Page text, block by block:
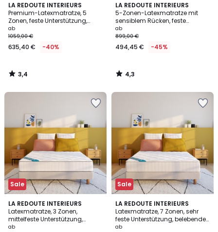
LA REDOUTE INTERIEURS
Premium-Latexmatratze, 5
Zonen, feste Unterstützung,
Liegekomfort Formgedächtnis
ab
1059,00 €
635,40 € -40%
3,4
/ 5
3,4
/
LA REDOUTE INTERIEURS
5-Zonen-Latexmatratze mit
sensiblem Rücken, feste
Unterstützung, umhüllender
Liegekomfort
ab
899,00 €
494,45 € -45%
4,3
/ 5
4,3
/
Sale
LA REDOUTE INTERIEURS
Latexmatratze, 3 Zonen,
mittelfeste Unterstützung,
belebender Liegekomfort
ab
Sale
LA REDOUTE INTERIEURS
Latexmatratze, 7 Zonen, sehr
feste Unterstützung, belebender
Liegekomfort
ab
3,8
/ 5